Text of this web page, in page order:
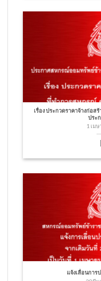
เรื่อง ประกวดราคาจ้างก่อ
ประ
1 เม
แจ้งเลื่อนกา